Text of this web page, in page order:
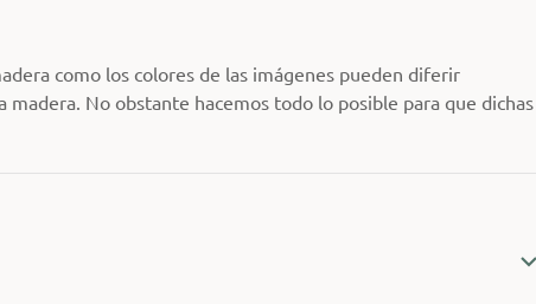
como los colores de las imágenes pueden diferir
No obstante hacemos todo lo posible para que dichas